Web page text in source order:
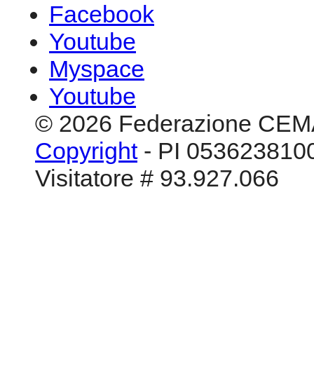
Facebook
Youtube
Myspace
Youtube
© 2026 Federazione
Copyright- PI
Visitatore # 93.927.066